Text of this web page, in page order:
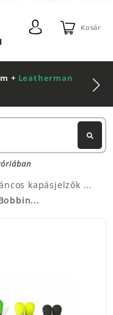
Kosár
+ Leatherman
kapásjelzők